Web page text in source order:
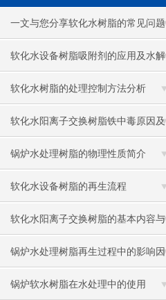
一文与您分享软化水树脂的常见问题
相应解决方法
软化水设备树脂吸附剂的应用及水解
反应
软化水树脂的处理控制方法分析
软化水阳离子交换树脂铁中毒原因及
检验方法介绍
锅炉水处理树脂的物理性质简介
软化水设备树脂的再生流程
软化水阳离子交换树脂的基本内容与
分析
锅炉水处理树脂再生过程中的影响因
素
锅炉软水树脂在水处理中的使用